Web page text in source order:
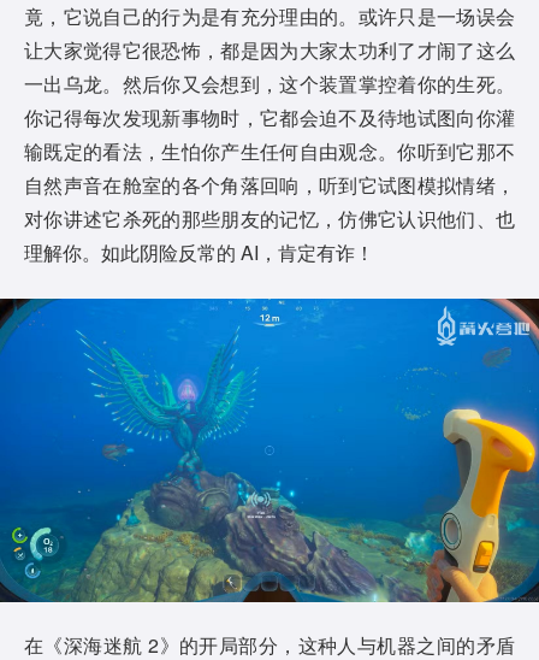
竟，它说自己的行为是有充分理由的。或许只是一场误会
让大家觉得它很恐怖，都是因为大家太功利了才闹了这么
一出乌龙。然后你又会想到，这个装置掌控着你的生死。
你记得每次发现新事物时，它都会迫不及待地试图向你灌
输既定的看法，生怕你产生任何自由观念。你听到它那不
自然声音在舱室的各个角落回响，听到它试图模拟情绪，
对你讲述它杀死的那些朋友的记忆，仿佛它认识他们、也
理解你。如此阴险反常的 AI，肯定有诈！
在《深海迷航 2》的开局部分，这种人与机器之间的矛盾